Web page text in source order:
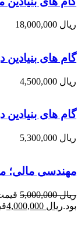
ریال
گام های
ریال
گام های
ریال
مهندسی مالی؛
ریال5,000,000
بود.ریال